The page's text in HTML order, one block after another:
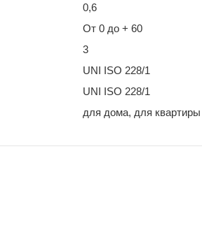
0,6
От 0 до + 60
3
UNI ISO 228/1
UNI ISO 228/1
для дома, для квартиры